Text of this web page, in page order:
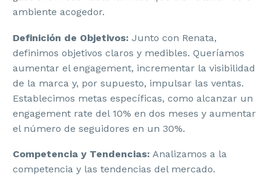
ambiente acogedor.
Definición de Objetivos: Junto con Renata,
definimos objetivos claros y medibles. Queríamos
aumentar el engagement, incrementar la visibilidad
de la marca y, por supuesto, impulsar las ventas.
Establecimos metas específicas, como alcanzar un
engagement rate del 10% en dos meses y aumentar
el número de seguidores en un 30%.
Competencia y Tendencias: Analizamos a la
competencia y las tendencias del mercado.